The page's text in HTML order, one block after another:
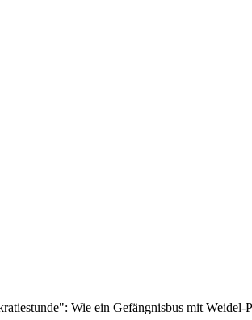
Wie ein Gefängnisbus mit Weidel-